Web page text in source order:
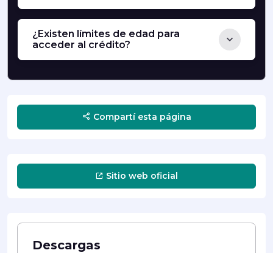
¿Existen límites de edad para
acceder al crédito?
Compartí esta página
Sitio web oficial
Descargas